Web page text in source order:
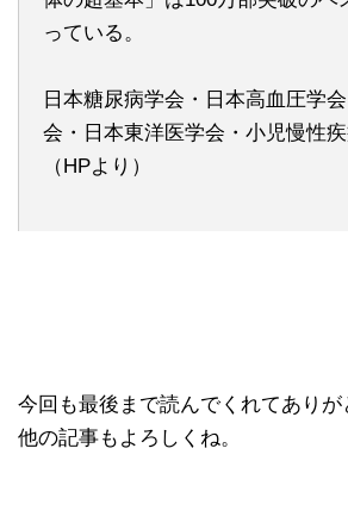
っている。
日本糖尿病学会・日本高血圧学
会・日本東洋医学会・小児慢性疾
（HPより）
今回も最後まで読んでくれてありが
他の記事もよろしくね。